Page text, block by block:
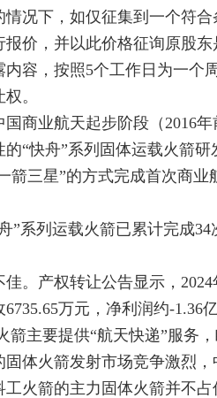
况下，如仅征集到一个符
价，并以此价格征询原股
容，按照5个工作日为一个
。
商业航天起步阶段（2016
“快舟”系列固体运载火箭
箭三星”的方式完成首次商
”系列运载火箭已累计完成
。产权转让公告显示，
万元，净利润约-1.36
箭主要提供“航天快递”服务
体火箭发射市场竞争激烈
火箭的主力固体火箭并不